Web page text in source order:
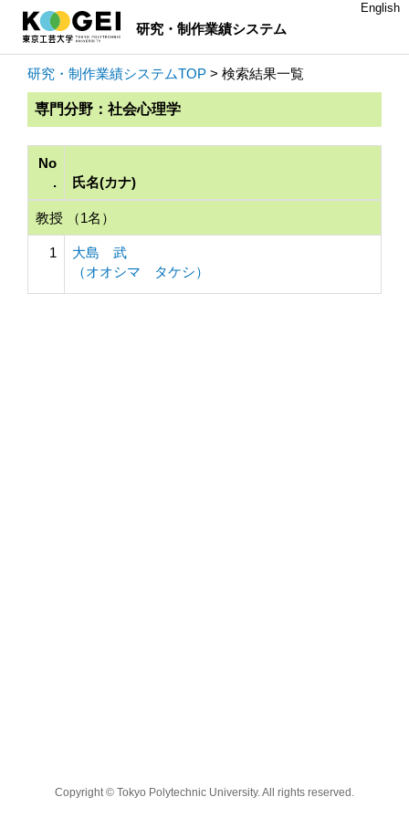
研究・制作業績システム
English
研究・制作業績システムTOP > 検索結果一覧
専門分野：社会心理学
No
.
氏名(カナ)
教授 （1名）
1
大島 武
（オオシマ タケシ）
Copyright © Tokyo Polytechnic University. All rights reserved.